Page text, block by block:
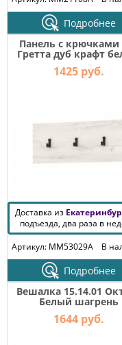
Подробнее
Панель с крючками
Гретта дуб крафт
1425 руб.
Доставка из
подъезда, два раза в
Артикул: MM53029A
В
Подробнее
Вешалка 15.14.01
Белый шагрень
1644 руб.
ЗЕРКАЛА
ФАБРИКИ